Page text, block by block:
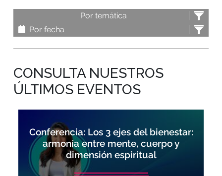
Por temática
Por fecha
CONSULTA NUESTROS
ÚLTIMOS EVENTOS
Conferencia: Los 3 ejes del bienestar:
armonía entre mente, cuerpo y
dimensión espiritual